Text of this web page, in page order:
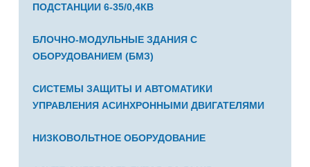
ПОДСТАНЦИИ 6-35/0,4КВ
БЛОЧНО-МОДУЛЬНЫЕ ЗДАНИЯ С
ОБОРУДОВАНИЕМ (БМЗ)
СИСТЕМЫ ЗАЩИТЫ И АВТОМАТИКИ
УПРАВЛЕНИЯ АСИНХРОННЫМИ ДВИГАТЕЛЯМИ
НИЗКОВОЛЬТНОЕ ОБОРУДОВАНИЕ